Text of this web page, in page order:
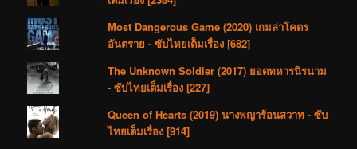
Most Dangerous Game (2020) เกมล่าโคตร
อันตราย - ซับไทยเต็มเรื่อง [682]
The Unknown Soldier (2017) ยอดทหารนิรนาม
- ซับไทยเต็มเรื่อง [227]
Queen of Hearts (2019) นางพญาร้อนสวาท - ซับ
ไทยเต็มเรื่อง [914]